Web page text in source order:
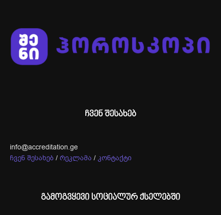
ჩვენ შესახებ
info@accreditation.ge
ჩვენ შესახებ / რეკლამა / კონტაქტი
გამოგვყევი სოციალურ ქსელებში